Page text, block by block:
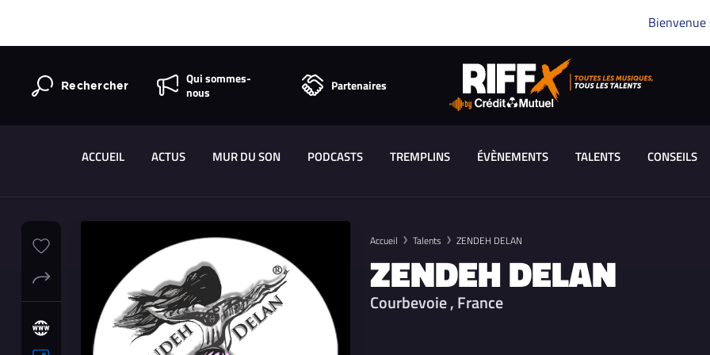
Bienvenue
Rechercher
Qui sommes-
nous
Partenaires
ACCUEIL ACTUS MUR DU SON PODCASTS TREMPLINS ÉVÈNEMENTS TALENTS CONSEILS
Accueil Talents ZENDEH DELAN
ZENDEH DELAN
Courbevoie , France